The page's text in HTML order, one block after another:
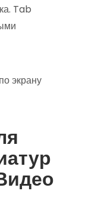
Tab
экрану